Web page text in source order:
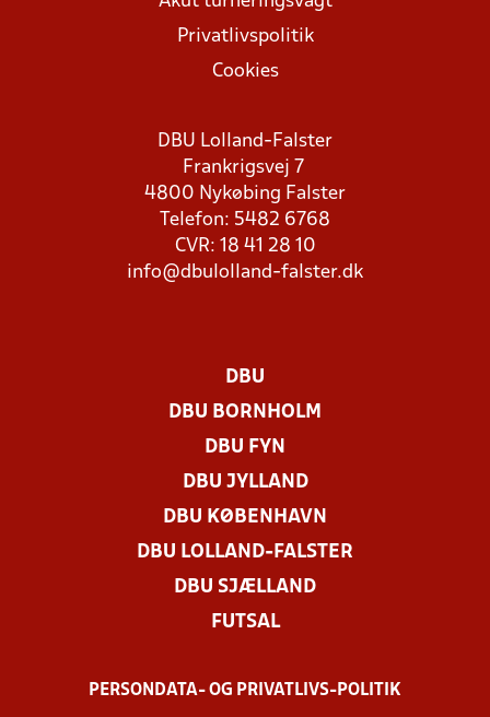
Privatlivspolitik
Cookies
DBU Lolland-Falster
Frankrigsvej 7
4800 Nykøbing Falster
Telefon: 5482 6768
CVR: 18 41 28 10
info@dbulolland-falster.dk
DBU
DBU BORNHOLM
DBU FYN
DBU JYLLAND
DBU KØBENHAVN
DBU LOLLAND-FALSTER
DBU SJÆLLAND
FUTSAL
PERSONDATA- OG PRIVATLIVS-POLITIK